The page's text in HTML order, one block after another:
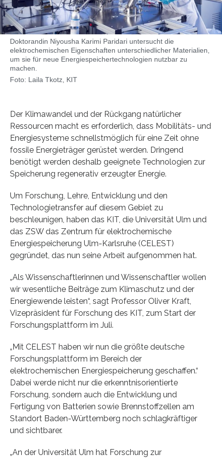
Doktorandin Niyousha Karimi Paridari untersucht die
elektrochemischen Eigenschaften unterschiedlicher Materialien,
um sie für neue Energiespeichertechnologien nutzbar zu
machen.
Foto: Laila Tkotz, KIT
Der Klimawandel und der Rückgang natürlicher
Ressourcen macht es erforderlich, dass Mobilitäts- und
Energiesysteme schnellstmöglich für eine Zeit ohne
fossile Energieträger gerüstet werden. Dringend
benötigt werden deshalb geeignete Technologien zur
Speicherung regenerativ erzeugter Energie.
Um Forschung, Lehre, Entwicklung und den
Technologietransfer auf diesem Gebiet zu
beschleunigen, haben das KIT, die Universität Ulm und
das ZSW das Zentrum für elektrochemische
Energiespeicherung Ulm-Karlsruhe (CELEST)
gegründet, das nun seine Arbeit aufgenommen hat.
„Als Wissenschaftlerinnen und Wissenschaftler wollen
wir wesentliche Beiträge zum Klimaschutz und der
Energiewende leisten“, sagt Professor Oliver Kraft,
Vizepräsident für Forschung des KIT, zum Start der
Forschungsplattform im Juli.
„Mit CELEST haben wir nun die größte deutsche
Forschungsplattform im Bereich der
elektrochemischen Energiespeicherung geschaffen.“
Dabei werde nicht nur die erkenntnisorientierte
Forschung, sondern auch die Entwicklung und
Fertigung von Batterien sowie Brennstoffzellen am
Standort Baden-Württemberg noch schlagkräftiger
und sichtbarer.
„An der Universität Ulm hat Forschung zur